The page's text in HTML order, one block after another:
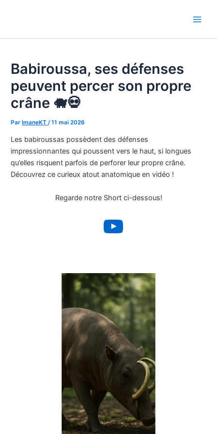
Babiroussa, ses défenses
peuvent percer son propre
crâne 🐗💀
ParImaneKT /11 mai 2026
Les babiroussas possèdent des défenses
impressionnantes qui poussent vers le haut, si longues
qu’elles risquent parfois de perforer leur propre crâne.
Découvrez ce curieux atout anatomique en vidéo !
Regarde notre Short ci-dessous!
YouTube